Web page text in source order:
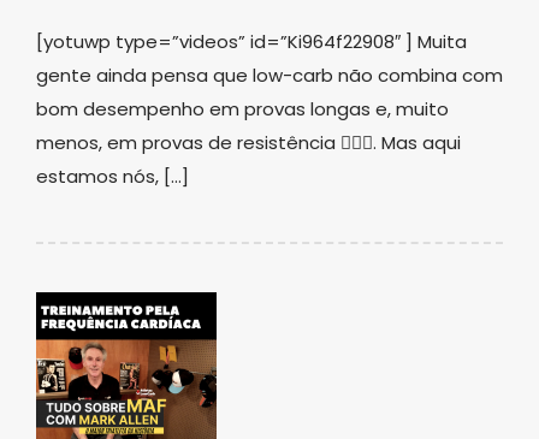
[yotuwp type=”videos” id=”Ki964f22908″ ] Muita
gente ainda pensa que low-carb não combina com
bom desempenho em provas longas e, muito
menos, em provas de resistência 🤦🏻‍♀️. Mas aqui
estamos nós, […]